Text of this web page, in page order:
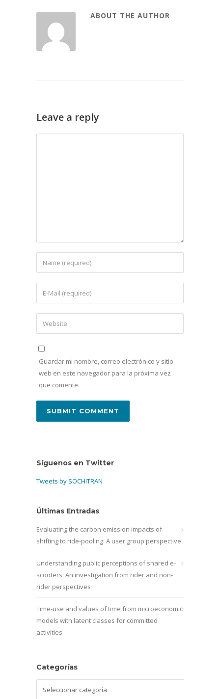
ABOUT THE AUTHOR
Leave a reply
Guardar mi nombre, correo electrónico y sitio
web en este navegador para la próxima vez
que comente.
Síguenos en Twitter
Tweets by SOCHITRAN
Últimas Entradas
Evaluating the carbon emission impacts of
shifting to ride-pooling: A user group perspective
Understanding public perceptions of shared e-
scooters: An investigation from rider and non-
rider perspectives
Time-use and values of time from microeconomic
models with latent classes for committed
activities
Categorías